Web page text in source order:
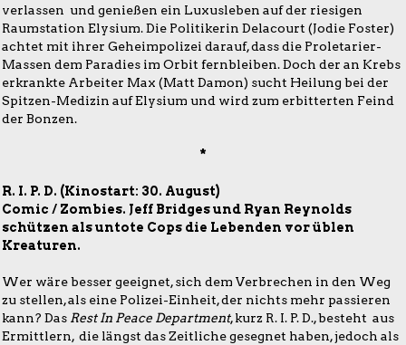
verlassen und genießen ein Luxusleben auf der riesigen
Raumstation Elysium. Die Politikerin Delacourt (Jodie Foster)
achtet mit ihrer Geheimpolizei darauf, dass die Proletarier-
Massen dem Paradies im Orbit fernbleiben. Doch der an Krebs
erkrankte Arbeiter Max (Matt Damon) sucht Heilung bei der
Spitzen-Medizin auf Elysium und wird zum erbitterten Feind
der Bonzen.
*
R. I. P. D. (Kinostart: 30. August)
Comic / Zombies. Jeff Bridges und Ryan Reynolds
schützen als untote Cops die Lebenden vor üblen
Kreaturen.
Wer wäre besser geeignet, sich dem Verbrechen in den Weg
zu stellen, als eine Polizei-Einheit, der nichts mehr passieren
kann? Das Rest In Peace Department, kurz R. I. P. D., besteht aus
Ermittlern, die längst das Zeitliche gesegnet haben, jedoch als